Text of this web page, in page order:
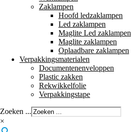
Zaklampen
Hoofd ledzaklampen
Led zaklampen
Maglite Led zaklampen
Maglite zaklampen
Oplaadbare zaklampen
Verpakkingsmaterialen
Documentenenveloppen
Plastic zakken
Rekwikkelfolie
Verpakkingstape
Zoeken ...
×